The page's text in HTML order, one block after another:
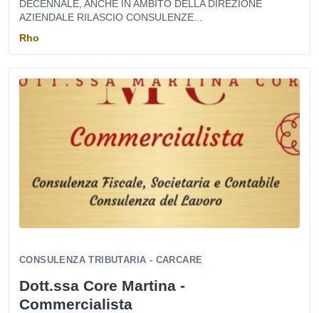
DECENNALE, ANCHE IN AMBITO DELLA DIREZIONE
AZIENDALE RILASCIO CONSULENZE...
Rho
CONSULENZA TRIBUTARIA - CARCARE
Dott.ssa Core Martina -
Commercialista